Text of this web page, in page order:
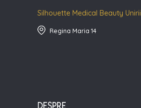
Silhouette Medical Beauty Unirii
Regina Maria 14